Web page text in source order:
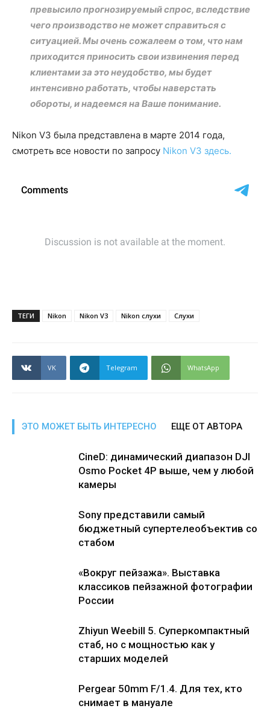
превысило прогнозируемый спрос, вследствие
чего производство не может справиться с
ситуацией. Мы очень сожалеем о том, что нам
приходится приносить свои извинения перед
клиентами за это неудобство, мы будет
интенсивно работать, чтобы наверстать
обороты, и надеемся на Ваше понимание.
Nikon V3 была представлена в марте 2014 года,
смотреть все новости по запросу Nikon V3 здесь.
ТЕГИ Nikon Nikon V3 Nikon слухи Слухи
VK Telegram WhatsApp
ЭТО МОЖЕТ БЫТЬ ИНТЕРЕСНО ЕЩЕ ОТ АВТОРА
CineD: динамический диапазон DJI
Osmo Pocket 4P выше, чем у любой
камеры
Sony представили самый
бюджетный супертелеобъектив со
стабом
«Вокруг пейзажа». Выставка
классиков пейзажной фотографии
России
Zhiyun Weebill 5. Cуперкомпактный
стаб, но с мощностью как у
старших моделей
Pergear 50mm F/1.4. Для тех, кто
снимает в мануале